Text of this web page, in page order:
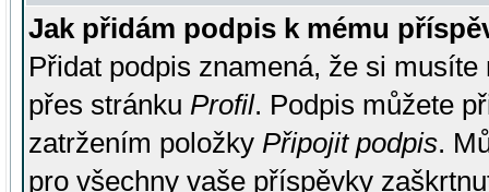
Jak přidám podpis k mému
Přidat podpis znamená, že si
přes stránku Profil. Podpis můžete
zatržením položky Připojit podpis.
pro všechny vaše příspěvky